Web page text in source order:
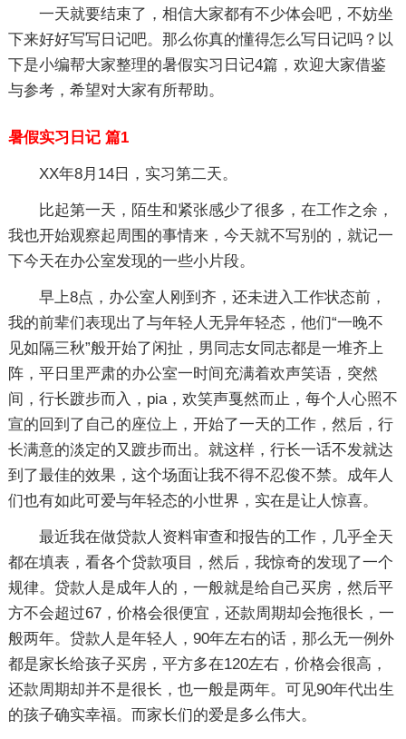
一天就要结束了，相信大家都有不少体会吧，不妨坐
下来好好写写日记吧。那么你真的懂得怎么写日记吗？以
下是小编帮大家整理的暑假实习日记4篇，欢迎大家借鉴
与参考，希望对大家有所帮助。
暑假实习日记 篇1
XX年8月14日，实习第二天。
比起第一天，陌生和紧张感少了很多，在工作之余，
我也开始观察起周围的事情来，今天就不写别的，就记一
下今天在办公室发现的一些小片段。
早上8点，办公室人刚到齐，还未进入工作状态前，
我的前辈们表现出了与年轻人无异年轻态，他们“一晚不
见如隔三秋”般开始了闲扯，男同志女同志都是一堆齐上
阵，平日里严肃的办公室一时间充满着欢声笑语，突然
间，行长踱步而入，pia，欢笑声戛然而止，每个人心照不
宣的回到了自己的座位上，开始了一天的工作，然后，行
长满意的淡定的又踱步而出。就这样，行长一话不发就达
到了最佳的效果，这个场面让我不得不忍俊不禁。成年人
们也有如此可爱与年轻态的小世界，实在是让人惊喜。
最近我在做贷款人资料审查和报告的工作，几乎全天
都在填表，看各个贷款项目，然后，我惊奇的发现了一个
规律。贷款人是成年人的，一般就是给自己买房，然后平
方不会超过67，价格会很便宜，还款周期却会拖很长，一
般两年。贷款人是年轻人，90年左右的话，那么无一例外
都是家长给孩子买房，平方多在120左右，价格会很高，
还款周期却并不是很长，也一般是两年。可见90年代出生
的孩子确实幸福。而家长们的爱是多么伟大。